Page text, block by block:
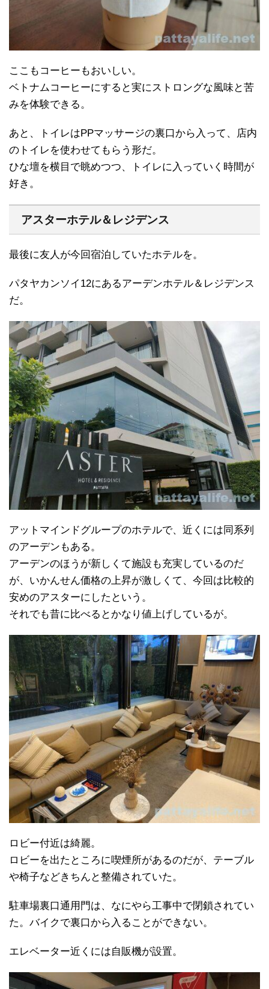
ここもコーヒーもおいしい。
ベトナムコーヒーにすると実にストロングな風味と苦
みを体験できる。
あと、トイレはPPマッサージの裏口から入って、店内
のトイレを使わせてもらう形だ。
ひな壇を横目で眺めつつ、トイレに入っていく時間が
好き。
アスターホテル＆レジデンス
最後に友人が今回宿泊していたホテルを。
パタヤカンソイ12にあるアーデンホテル＆レジデンス
だ。
アットマインドグループのホテルで、近くには同系列
のアーデンもある。
アーデンのほうが新しくて施設も充実しているのだ
が、いかんせん価格の上昇が激しくて、今回は比較的
安めのアスターにしたという。
それでも昔に比べるとかなり値上げしているが。
ロビー付近は綺麗。
ロビーを出たところに喫煙所があるのだが、テーブル
や椅子などきちんと整備されていた。
駐車場裏口通用門は、なにやら工事中で閉鎖されてい
た。バイクで裏口から入ることができない。
エレベーター近くには自販機が設置。